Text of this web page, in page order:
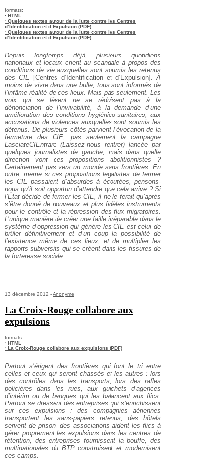
formats:
· HTML
· Quelques textes autour de la lutte contre les Centres
d’Identification et d’Expulsion (PDF)
· Quelques textes autour de la lutte contre les Centres
d’Identification et d’Expulsion (PDF)
Depuis longtemps déjà, plusieurs quotidiens
nationaux et locaux crient au scandale à propos des
conditions de vie auxquelles sont soumis les retenus
des CIE [Centres d’Identification et d’Expulsion]. À
moins de vivre dans une bulle, tous sont informés de
l’infâme réalité de ces lieux. Mais pas seulement. Les
voix qui se lèvent ne se réduisent pas à la
dénonciation de l’invivabilité, à la demande d’une
amélioration des conditions hygiénico-sanitaires, aux
accusations de violences auxquelles sont soumis les
détenus. De plusieurs côtés parvient l’évocation de la
fermeture des CIE, pas seulement la campagne
LasciateCIEntrare (Laissez-nous rentrer) lancée par
quelques journalistes de gauche, mais dans quelle
direction vont ces propositions abolitionnistes ?
Certainement pas vers un monde sans frontières. En
outre, même si ces propositions légalistes de fermer
les CIE passaient d’absurdes à écoutées, pensons-
nous qu’il soit opportun d’attendre que cela arrive ? Si
l’État décide de fermer les CIE, il ne le ferait qu’après
s’être donné de nouveaux et plus fidèles instruments
pour le contrôle et la répression des flux migratoires.
L’unique manière de créer une faille irréparable dans le
système d’oppression qui génère les CIE est celui de
brûler définitivement et d’un coup la possibilité de
l’existence même de ces lieux, et de multiplier les
rapports subversifs qui se créent dans les fissures de
la forteresse sociale.
13 décembre 2012 -Anonyme
La Croix-Rouge collabore aux
expulsions
formats:
· HTML
· La Croix-Rouge collabore aux expulsions (PDF)
Partout s’érigent des frontières qui font le tri entre
celles et ceux qui seront chassés et les autres : lors
des contrôles dans les transports, lors des rafles
policières dans les rues, aux guichets d’agences
d’intérim ou de banques qui les balancent aux flics.
Partout se dressent des entreprises qui s’enrichissent
sur ces expulsions : des compagnies aériennes
transportent les sans-papiers retenus, des hôtels
servent de prison, des associations aident les flics à
gérer proprement les expulsions dans les centres de
rétention, des entreprises fournissent la bouffe, des
multinationales du BTP construisent et modernisent
ces camps.